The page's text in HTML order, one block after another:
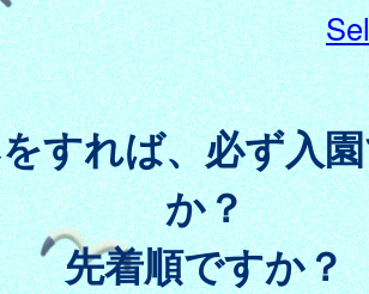
すれば、必ず入
か？
先着順ですか？